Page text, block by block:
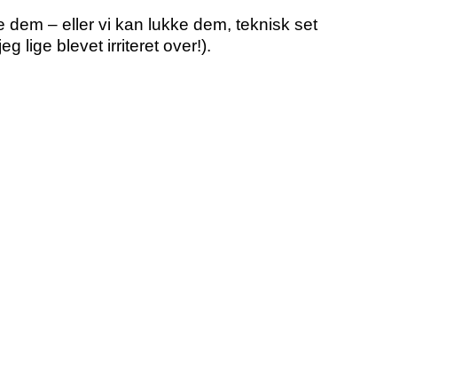
– eller vi kan lukke dem, teknisk set
lige blevet irriteret over!).